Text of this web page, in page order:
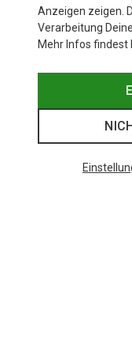
Anzeigen zeigen.
Verarbeitung
Mehr Infos findest